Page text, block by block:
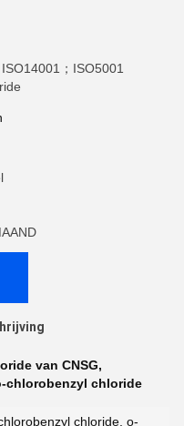
；ISO5001
van CNSG,
chlorobenzyl chloride
chloride, o-